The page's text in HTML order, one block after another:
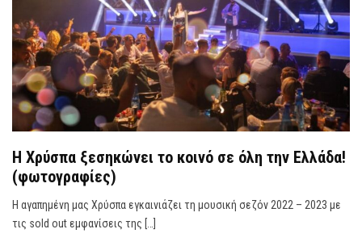
Η Χρύσπα ξεσηκώνει το κοινό σε όλη την Ελλάδα!
(φωτογραφίες)
Η αγαπημένη μας Χρύσπα εγκαινιάζει τη μουσική σεζόν 2022 – 2023 με
τις sold out εμφανίσεις της […]